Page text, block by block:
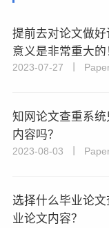
提前去对论文做
意义是非常重大的
2023-07-27 丨
知网论文查重系
内容吗？
2023-08-03 丨
选择什么毕业论
业论文内容？